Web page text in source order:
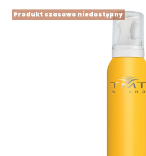
Produkt czasowo niedostępny